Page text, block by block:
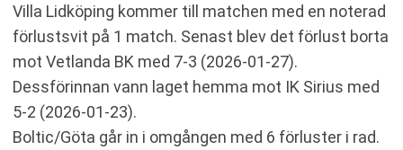
Villa Lidköping kommer till matchen med en noterad
förlustsvit på 1 match. Senast blev det förlust borta
mot Vetlanda BK med 7-3 (2026-01-27).
Dessförinnan vann laget hemma mot IK Sirius med
5-2 (2026-01-23).
Boltic/Göta går in i omgången med 6 förluster i rad.